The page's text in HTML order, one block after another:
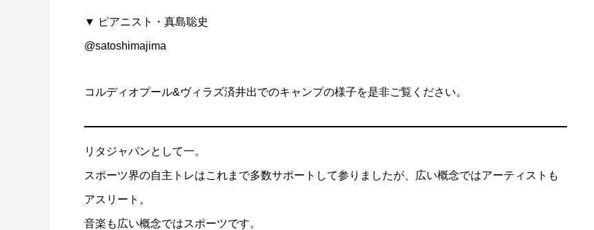
▼ ピアニスト・真島聡史
@satoshimajima
コルディオプール&ヴィラズ済井出でのキャンプの様子を是非ご覧ください。
リタジャパンとして⼀。
スポーツ界の自主トレはこれまで多数サポートして参りましたが、広い概念ではアーティストも
アスリート。
音楽も広い概念ではスポーツです。